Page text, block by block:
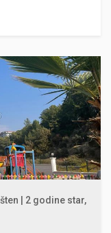
| 2 godine star,